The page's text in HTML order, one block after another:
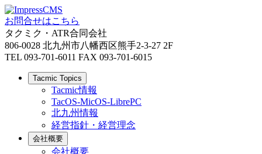
お問合せはこちら
タクミク・ATR合同会社
806-0028 北九州市八幡西区熊手2-3-27 2F
TEL 093-701-6011 FAX 093-701-6015
Tacmic Topics
Tacmic情報
TacOS-MicOS-LibrePC
北九州情報
経営指針・経営理念
会社概要
会社概要